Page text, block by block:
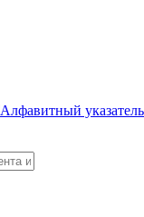
Алфавитный указатель